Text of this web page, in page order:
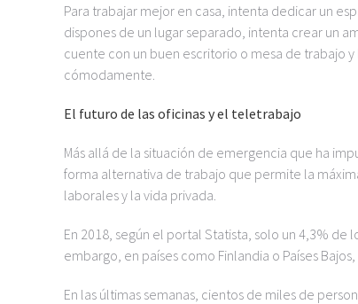
Para trabajar mejor en casa, intenta dedicar un
dispones de un lugar separado, intenta crear un
cuente con un buen escritorio o mesa de trabajo
cómodamente.
El futuro de las oficinas y el teletrabajo
Más allá de la situación de emergencia que ha
forma alternativa de trabajo que permite la
laborales y la vida privada.
En 2018, según el portal Statista, solo un 4,3%
embargo, en países como Finlandia o Países
En las últimas semanas, cientos de miles de